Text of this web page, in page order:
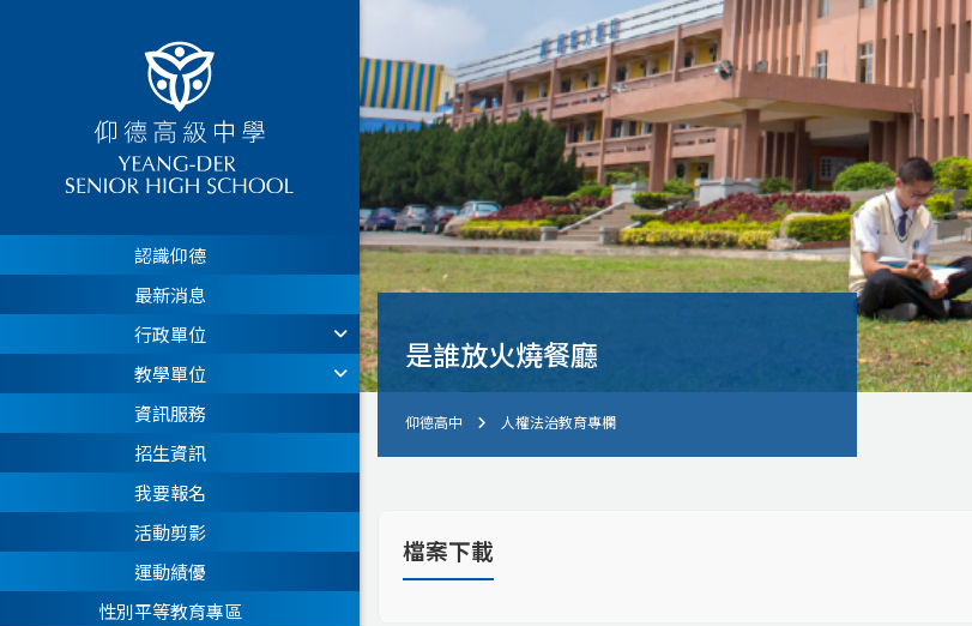
認識仰德
最新消息
行政單位
教學單位
資訊服務
招生資訊
我要報名
活動剪影
運動績優
性別平等教育專區
是誰放火燒餐廳
仰德高中 人權法治教育專欄
檔案下載